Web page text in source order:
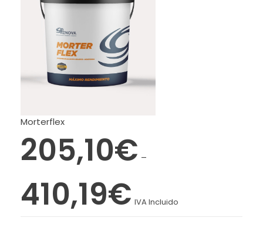
Morterflex
205,10€ –
410,19€ IVA Incluido